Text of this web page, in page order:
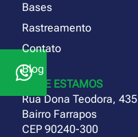
Bases
Rastreamento
Contato
Blog
ONDE ESTAMOS
Rua Dona Teodora, 435
Bairro Farrapos
CEP 90240-300